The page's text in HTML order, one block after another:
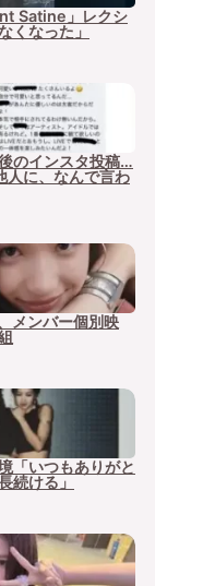
Satine」レクシ
くなった」
のインスタ投稿…
人に、なんで言わ
メンバー個別映
「いつもありがと
続ける」